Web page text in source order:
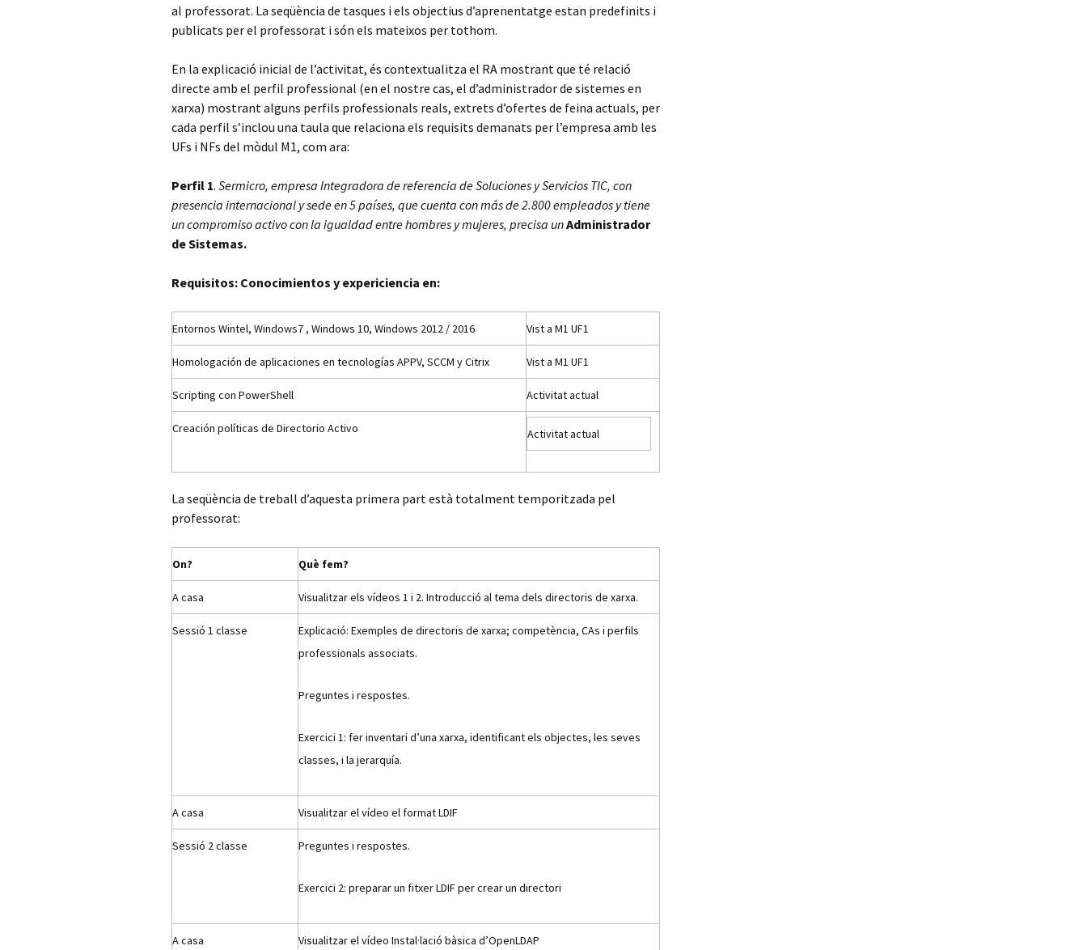
al professorat. La seqüència de tasques i els objectius d’aprenentatge estan predefinits i
publicats per el professorat i són els mateixos per tothom.
En la explicació inicial de l’activitat, és contextualitza el RA mostrant que té relació
directe amb el perfil professional (en el nostre cas, el d’administrador de sistemes en
xarxa) mostrant alguns perfils professionals reals, extrets d’ofertes de feina actuals, per
cada perfil s’inclou una taula que relaciona els requisits demanats per l’empresa amb les
UFs i NFs del mòdul M1, com ara:
Perfil 1. Sermicro, empresa Integradora de referencia de Soluciones y Servicios TIC, con
presencia internacional y sede en 5 países, que cuenta con más de 2.800 empleados y tiene
un compromiso activo con la igualdad entre hombres y mujeres, precisa unAdministrador
de Sistemas.
Requisitos: Conocimientos y expericiencia en:
Entornos Wintel, Windows7 , Windows 10, Windows 2012 / 2016 Vist a M1 UF1
Homologación de aplicaciones en tecnologías APPV, SCCM y Citrix Vist a M1 UF1
Scripting con PowerShell Activitat actual
Creación políticas de Directorio Activo Activitat actual
La seqüència de treball d’aquesta primera part està totalment temporitzada pel
professorat:
On? Què fem?
A casa Visualitzar els vídeos 1 i 2. Introducció al tema dels directoris de xarxa.
Sessió 1 classe
Explicació: Exemples de directoris de xarxa; competència, CAs i perfils
professionals associats.
Preguntes i respostes.
Exercici 1: fer inventari d’una xarxa, identificant els objectes, les seves
classes, i la jerarquía.
A casa Visualitzar el vídeo el format LDIF
Sessió 2 classe Preguntes i respostes.
Exercici 2: preparar un fitxer LDIF per crear un directori
A casa Visualitzar el vídeo Instal·lació bàsica d’OpenLDAP